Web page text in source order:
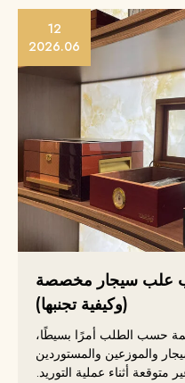
12
2026.06
علب سيجار مخصصة
(وكيفية تجنبها)
حسب الطلب أمرًا بسيطًا،
والموزعين والمستوردين
أثناء عملية التوريد.